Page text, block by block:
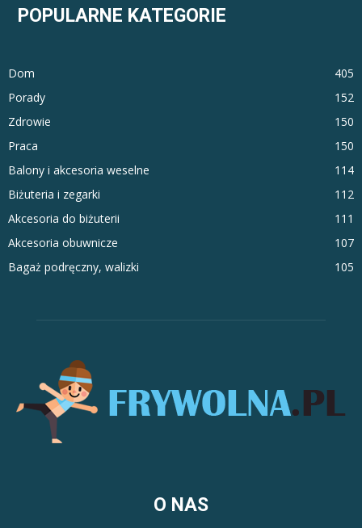
POPULARNE KATEGORIE
Dom
405
Porady
152
Zdrowie
150
Praca
150
Balony i akcesoria weselne
114
Biżuteria i zegarki
112
Akcesoria do biżuterii
111
Akcesoria obuwnicze
107
Bagaż podręczny, walizki
105
O NAS